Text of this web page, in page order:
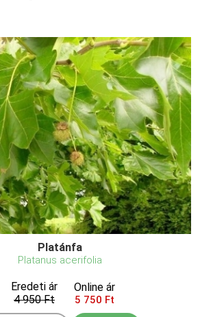
Platánfa
Platanus acerifolia
Eredeti ár
4 950 Ft
Online ár
5 750 Ft